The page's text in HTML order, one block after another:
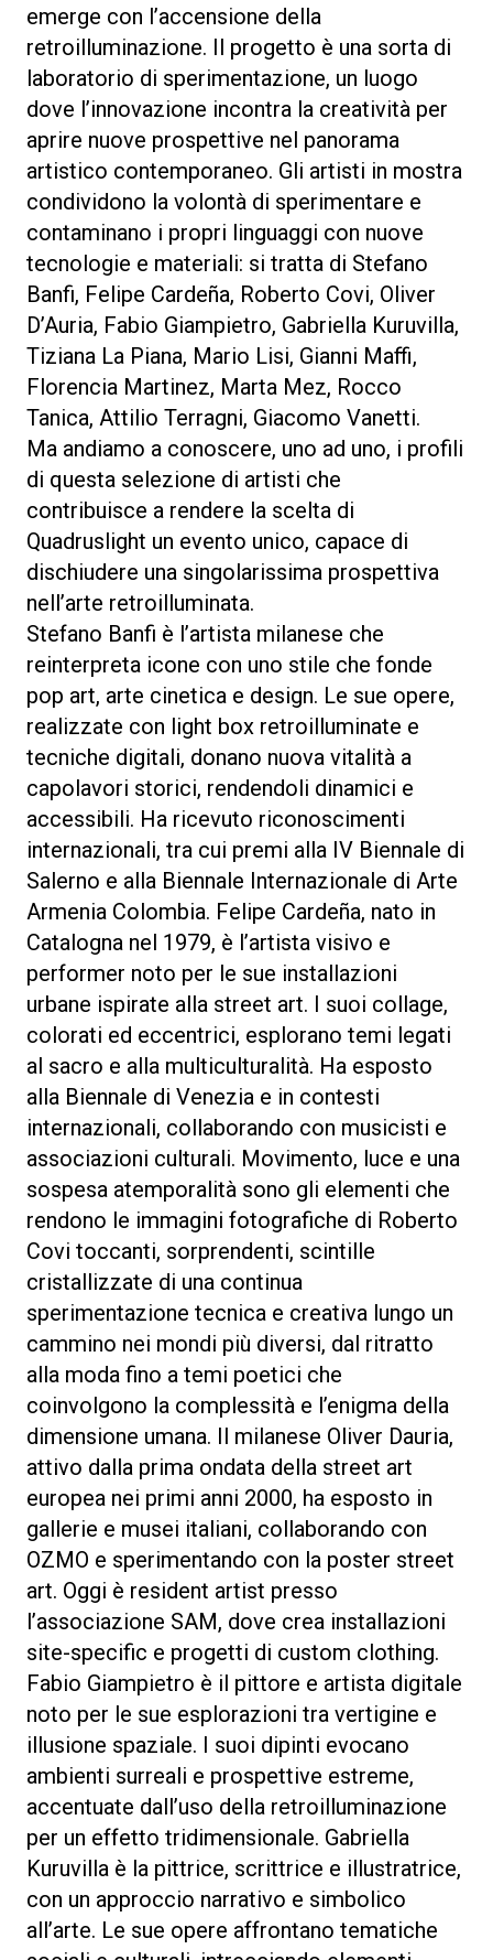
emerge con l’accensione della
retroilluminazione. Il progetto è una sorta di
laboratorio di sperimentazione, un luogo
dove l’innovazione incontra la creatività per
aprire nuove prospettive nel panorama
artistico contemporaneo. Gli artisti in mostra
condividono la volontà di sperimentare e
contaminano i propri linguaggi con nuove
tecnologie e materiali: si tratta di Stefano
Banfi, Felipe Cardeña, Roberto Covi, Oliver
D’Auria, Fabio Giampietro, Gabriella Kuruvilla,
Tiziana La Piana, Mario Lisi, Gianni Maffi,
Florencia Martinez, Marta Mez, Rocco
Tanica, Attilio Terragni, Giacomo Vanetti.
Ma andiamo a conoscere, uno ad uno, i profili
di questa selezione di artisti che
contribuisce a rendere la scelta di
Quadruslight un evento unico, capace di
dischiudere una singolarissima prospettiva
nell’arte retroilluminata.
Stefano Banfi è l’artista milanese che
reinterpreta icone con uno stile che fonde
pop art, arte cinetica e design. Le sue opere,
realizzate con light box retroilluminate e
tecniche digitali, donano nuova vitalità a
capolavori storici, rendendoli dinamici e
accessibili. Ha ricevuto riconoscimenti
internazionali, tra cui premi alla IV Biennale di
Salerno e alla Biennale Internazionale di Arte
Armenia Colombia. Felipe Cardeña, nato in
Catalogna nel 1979, è l’artista visivo e
performer noto per le sue installazioni
urbane ispirate alla street art. I suoi collage,
colorati ed eccentrici, esplorano temi legati
al sacro e alla multiculturalità. Ha esposto
alla Biennale di Venezia e in contesti
internazionali, collaborando con musicisti e
associazioni culturali. Movimento, luce e una
sospesa atemporalità sono gli elementi che
rendono le immagini fotografiche di Roberto
Covi toccanti, sorprendenti, scintille
cristallizzate di una continua
sperimentazione tecnica e creativa lungo un
cammino nei mondi più diversi, dal ritratto
alla moda fino a temi poetici che
coinvolgono la complessità e l’enigma della
dimensione umana. Il milanese Oliver Dauria,
attivo dalla prima ondata della street art
europea nei primi anni 2000, ha esposto in
gallerie e musei italiani, collaborando con
OZMO e sperimentando con la poster street
art. Oggi è resident artist presso
l’associazione SAM, dove crea installazioni
site-specific e progetti di custom clothing.
Fabio Giampietro è il pittore e artista digitale
noto per le sue esplorazioni tra vertigine e
illusione spaziale. I suoi dipinti evocano
ambienti surreali e prospettive estreme,
accentuate dall’uso della retroilluminazione
per un effetto tridimensionale. Gabriella
Kuruvilla è la pittrice, scrittrice e illustratrice,
con un approccio narrativo e simbolico
all’arte. Le sue opere affrontano tematiche